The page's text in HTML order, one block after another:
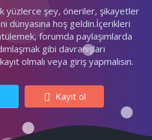
yüzlerce şey, öneriler, şikayetler
dünyasına hoş geldin.İçerikleri
forumda paylaşımlarda
gibi davranışları
olmalı veya giriş yapmalısın.
Kayıt ol